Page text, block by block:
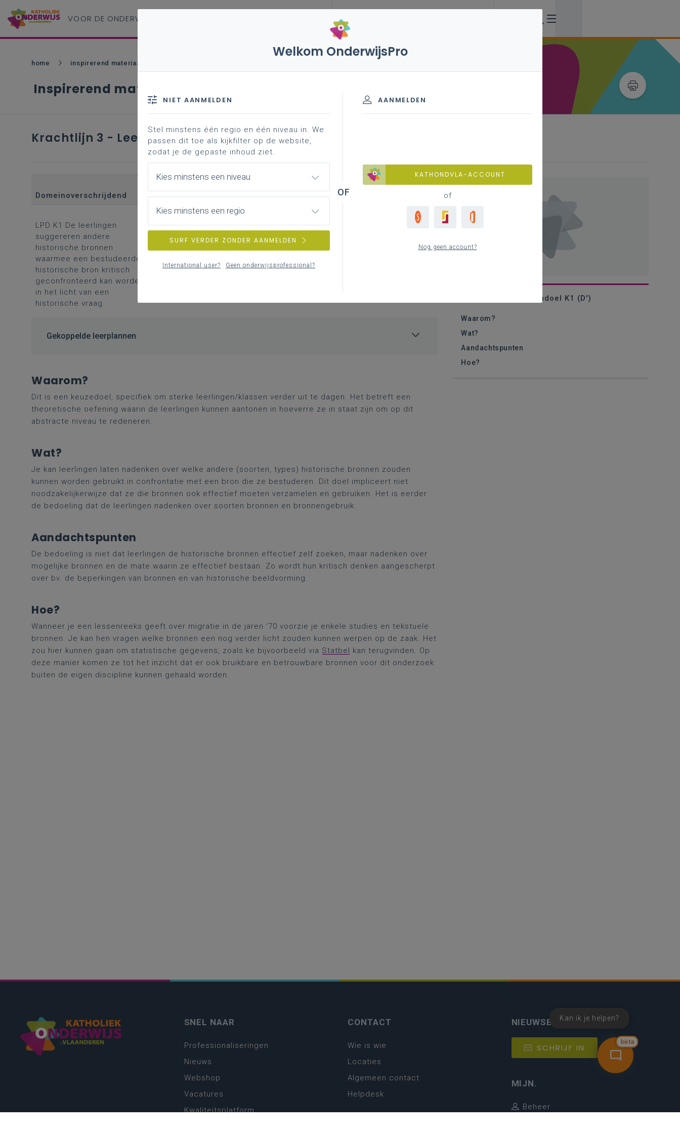
VOOR DE ONDERWIJS
home inspirerend materiaal
Inspirerend materiaal
Krachtlijn 3 - Leerplandoel K1 (D')
Krachtlijn 3 - Leerplandoel K1 (D')
Waarom?
Wat?
Aandachtspunten
Hoe?
Domeinoverschrijdend Domeingebonden Dubbele finaliteit
LPD K1 De leerlingen
suggereren andere
historische bronnen
waarmee een bestudeerde
historische bron kritisch
geconfronteerd kan worden
in het licht van een
historische vraag.
/
Gekoppelde leerplannen
Waarom?
Dit is een keuzedoel, specifiek om sterke leerlingen/klassen verder uit te dagen. Het betreft een
theoretische oefening waarin de leerlingen kunnen aantonen in hoeverre ze in staat zijn om op dit
abstracte niveau te redeneren.
Wat?
Je kan leerlingen laten nadenken over welke andere (soorten, types) historische bronnen zouden
kunnen worden gebruikt in confrontatie met een bron die ze bestuderen. Dit doel impliceert niet
noodzakelijkerwijze dat ze die bronnen ook effectief moeten verzamelen en gebruiken. Het is eerder
de bedoeling dat de leerlingen nadenken over soorten bronnen en bronnengebruik.
Aandachtspunten
De bedoeling is niet dat leerlingen de historische bronnen effectief zelf zoeken, maar nadenken over
mogelijke bronnen en de mate waarin ze effectief bestaan. Zo wordt hun kritisch denken aangescherpt
over bv. de beperkingen van bronnen en van historische beeldvorming.
Hoe?
Wanneer je een lessenreeks geeft over migratie in de jaren ‘70 voorzie je enkele studies en tekstuele
bronnen. Je kan hen vragen welke bronnen een nog verder licht zouden kunnen werpen op de zaak. Het
zou hier kunnen gaan om statistische gegevens, zoals ke bijvoorbeeld via Statbel kan terugvinden. Op
deze manier komen ze tot het inzicht dat er ook bruikbare en betrouwbare bronnen voor dit onderzoek
buiten de eigen discipline kunnen gehaald worden.
bèta
Kan ik je helpen?
SNEL NAAR
Professionaliseringen
Nieuws
Webshop
Vacatures
Kwaliteitsplatform
CONTACT
Wie is wie
Locaties
Algemeen contact
Helpdesk
NIEUWSBRIEF
SCHRIJF IN
MIJN.
Beheer
Welkom OnderwijsPro
AANMELDEN
KATHONDVLA-ACCOUNT
of
Nog geen account?
NIET AANMELDEN
Stel minstens één regio en één niveau in. We
passen dit toe als kijkfilter op de website,
zodat je de gepaste inhoud ziet.
Kies minstens een niveau
Kies minstens een regio
SURF VERDER ZONDER AANMELDEN
International user? Geen onderwijsprofessional?